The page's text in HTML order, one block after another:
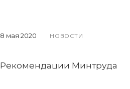
8 мая 2020 НОВОСТИ
Рекомендации Минтруда